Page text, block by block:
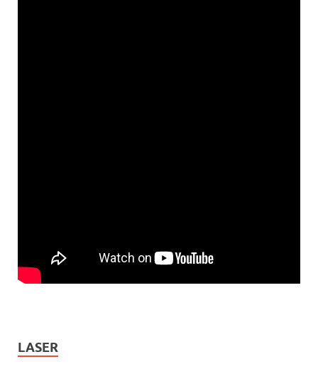
LASER